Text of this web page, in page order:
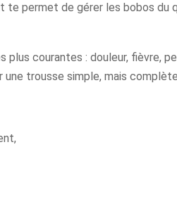
permet de gérer les bobos du
courantes : douleur, fièvre,
trousse simple, mais